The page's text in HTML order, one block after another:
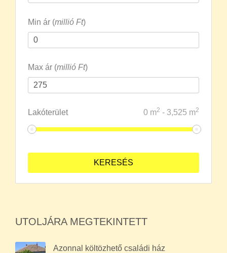
Min ár (millió Ft)
Max ár (millió Ft)
Lakóterület 0 m2 - 3,525 m2
UTOLJÁRA MEGTEKINTETT
Azonnal költözhető családi ház